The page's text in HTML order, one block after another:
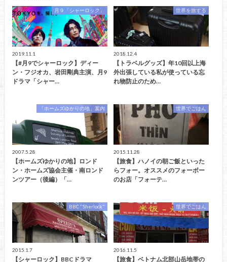
月９「シャーロック」
2019.11.1
【#月9でシャーロック】ディー
ン・フジオカ、岩田剛典主演、月9
ドラマ「シャー…
世界を旅する
2018.12.4
【トラベルグッズ】年10回以上海
外出張している私が使っている忘
れ物防止のため…
「ホームズゆかりの地」案内
2007.5.28
【ホームズゆかりの地】ロンド
ン・ホームズ協会主催・南ロンド
ンツアー（後編）「…
世界でごはん
2015.11.28
【旅食】ハノイの朝ご飯といった
らフォー。オススメのフォーボー
のお店「フォーテ…
BBC "Sherlock"
2015.1.7
【シャーロック】BBCドラマ
世界でごはん
2016.11.5
【旅食】ベトナム北部山岳地帯の